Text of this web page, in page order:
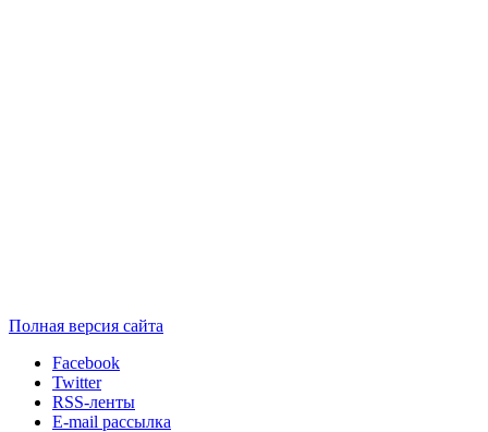
Полная версия сайта
Facebook
Twitter
RSS-ленты
E-mail рассылка